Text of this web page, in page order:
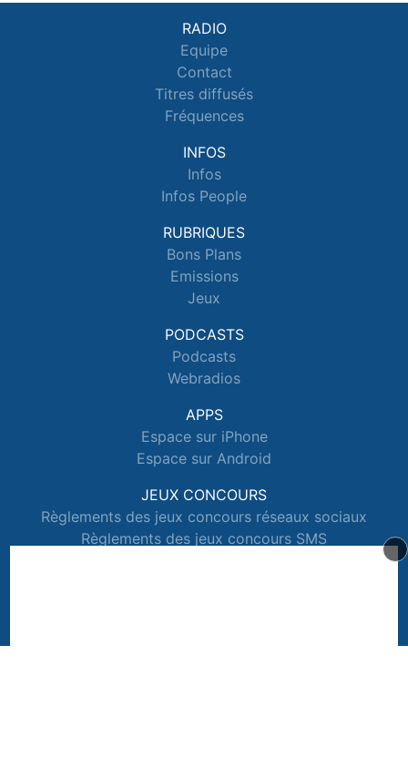
RADIO
Equipe
Contact
Titres diffusés
Fréquences
INFOS
Infos
Infos People
RUBRIQUES
Bons Plans
Emissions
Jeux
PODCASTS
Podcasts
Webradios
APPS
Espace sur iPhone
Espace sur Android
JEUX CONCOURS
Règlements des jeux concours réseaux sociaux
Règlements des jeux concours SMS